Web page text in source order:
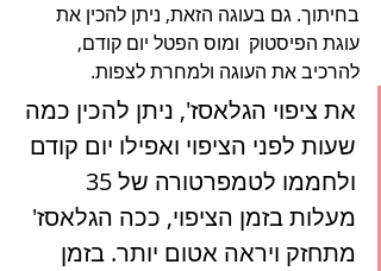
בחיתוך. גם בעוגה הזאת, ניתן להכין את
עוגת הפיסטוק  ומוס הפטל יום קודם,
להרכיב את העוגה ולמחרת לצפות.
את ציפוי הגלאסז', ניתן להכין כמה
שעות לפני הציפוי ואפילו יום קודם
מעלות בזמן הציפוי, ככה הגלאסז'
מתחזק ויראה אטום יותר. בזמן